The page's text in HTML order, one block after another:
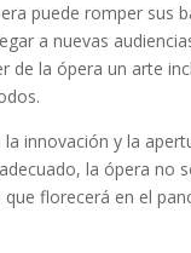
puede romper sus
a nuevas
de la ópera un arte
la innovación y la
la ópera no
que florecerá en el